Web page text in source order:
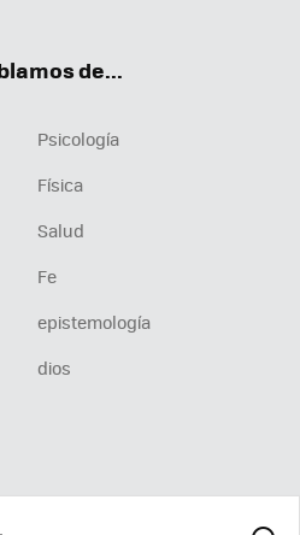
de...
Psicología
Física
Salud
Fe
epistemología
dios